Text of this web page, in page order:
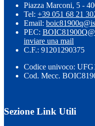
Piazza Marconi, 5 -
Tel: +39 051 68 21
Email:
PEC:
inviare una mail
C.F.: 91201290375
Codice univoco:
Cod. Mecc.
Sezione Link Utili